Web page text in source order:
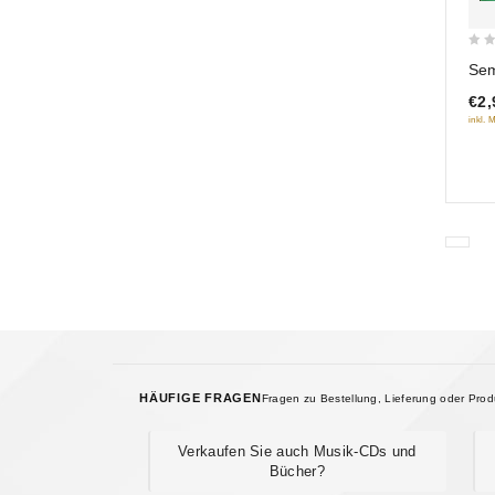
of
5
inkl.
HÄUFIGE FRAGENFragen zu Bestellung, Lieferung oder
Verkaufen Sie auch Musik-CDs und
Bücher?